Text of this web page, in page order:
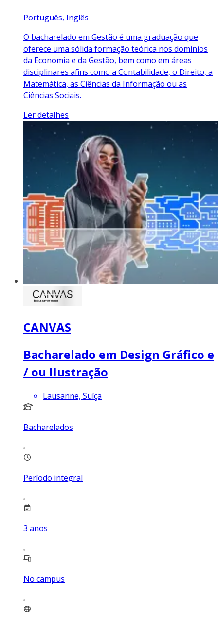
Português, Inglês
O bacharelado em Gestão é uma graduação que
oferece uma sólida formação teórica nos domínios
da Economia e da Gestão, bem como em áreas
disciplinares afins como a Contabilidade, o Direito, a
Matemática, as Ciências da Informação ou as
Ciências Sociais.
Ler detalhes
CANVAS
Bacharelado em Design Gráfico e
/ ou Ilustração
Lausanne, Suíça
Bacharelados
Período integral
3 anos
No campus